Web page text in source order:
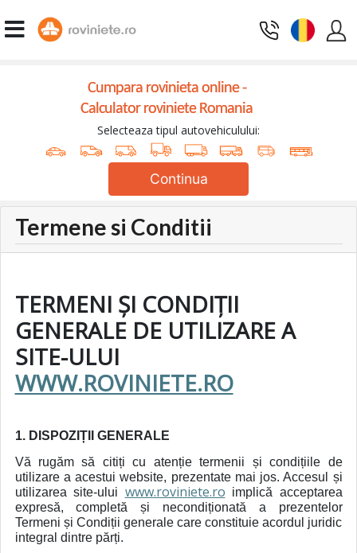
Cumpara rovinieta online -
Calculator roviniete Romania
Selecteaza tipul autovehiculului:
Continua
Termene si Conditii
TERMENI ȘI CONDIȚII
GENERALE DE UTILIZARE A
SITE-ULUI
WWW.ROVINIETE.RO
1. DISPOZIȚII GENERALE
Vă rugăm să citiți cu atenție termenii și condițiile de
utilizare a acestui website, prezentate mai jos. Accesul și
utilizarea site-ului www.roviniete.ro implică acceptarea
expresă, completă și necondiționată a prezentelor
Termeni și Condiții generale care constituie acordul juridic
integral dintre părți.